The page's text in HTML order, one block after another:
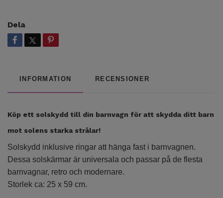
Dela
INFORMATION RECENSIONER
Köp ett solskydd till din barnvagn för att skydda ditt barn
mot solens starka strålar!
Solskydd inklusive ringar att hänga fast i barnvagnen.
Dessa solskärmar är universala och passar på de flesta
barnvagnar, retro och modernare.
Storlek ca: 25 x 59 cm.